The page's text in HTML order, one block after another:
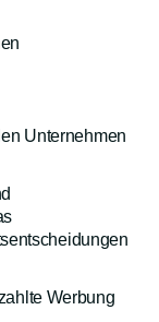
Unternehmen
Werbung